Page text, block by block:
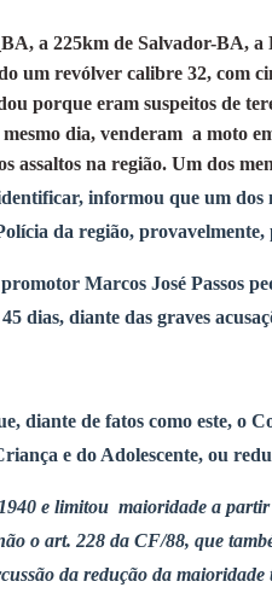
a 225km de Salvador-BA, a
um revólver calibre 32, com
porque eram suspeitos de
dia, venderam a moto
assaltos na região. Um dos
informou que um dos
da região,
Marcos José Passos
dias, diante das graves
diante de fatos como este, o
e do Adolescente, ou
e limitou maioridade a
o art. 228 da CF/88, que
da redução da